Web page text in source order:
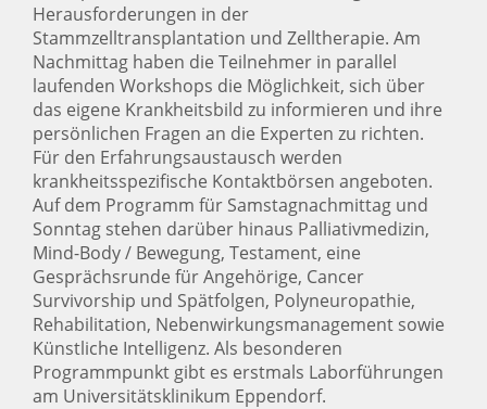
Herausforderungen in der
Stammzelltransplantation und Zelltherapie. Am
Nachmittag haben die Teilnehmer in parallel
laufenden Workshops die Möglichkeit, sich über
das eigene Krankheitsbild zu informieren und ihre
persönlichen Fragen an die Experten zu richten.
Für den Erfahrungsaustausch werden
krankheitsspezifische Kontaktbörsen angeboten.
Auf dem Programm für Samstagnachmittag und
Sonntag stehen darüber hinaus Palliativmedizin,
Mind-Body / Bewegung, Testament, eine
Gesprächsrunde für Angehörige, Cancer
Survivorship und Spätfolgen, Polyneuropathie,
Rehabilitation, Nebenwirkungsmanagement sowie
Künstliche Intelligenz. Als besonderen
Programmpunkt gibt es erstmals Laborführungen
am Universitätsklinikum Eppendorf.